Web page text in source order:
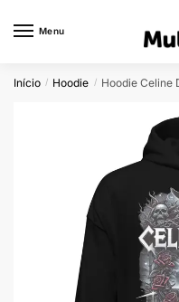
Menu
Início / Hoodie / Hoodie Celine